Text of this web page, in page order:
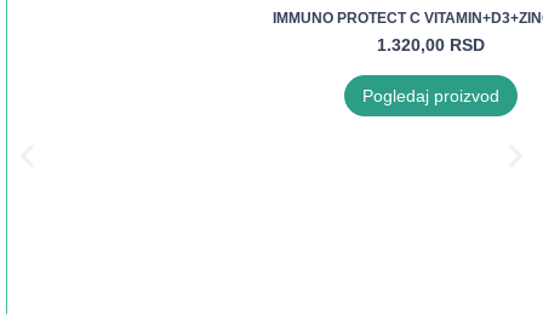
IMMUNO PROTECT C
1.320,00 RSD
Pogledaj proizvod